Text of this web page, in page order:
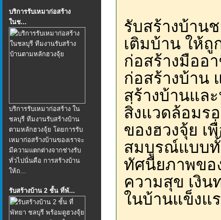
บริการรับเหมาก่อสร้าง
ในช...
บริการรับเหมาก่อสร้าง ใน
ชลบุรี ทีมงานรับสร้างบ้าน
ตามหลักฮวงจุ้ย โดยการรับ
เหมาก่อสร้างบ้านของเราจะ
มีความแตกต่างจากช่างรับ
ทั่วไปนั่นคือ การสร้างบ้าน
ให้ถ...
รับสร้างบ้าน 2 ชั้น ที่พั...
รับสร้างบ้าน
เติมบ้าน ให้ถู
ก่อสร้างมืออ
ก่อสร้างบ้าน
สร้างบ้านแล
สิ่งแวดล้อมร
ของฮวงจุ้ย
สมบูรณ์แบบทั้
ทัศนียภาพขอ
ความสุข เงิ
ในบ้านแข็งแ